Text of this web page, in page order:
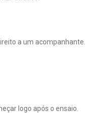
a um acompanhante.
logo após o ensaio.